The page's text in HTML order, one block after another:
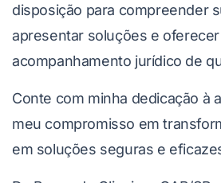
disposição para compreender
apresentar soluções e
acompanhamento jurídico de
Conte com minha dedicação à
meu compromisso em
em soluções seguras e